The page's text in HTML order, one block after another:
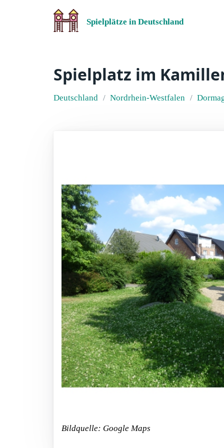
Spielplätze in Deutschland
Spielplatz im
Deutschland Nordrhein-Westfalen
Bildquelle: Google Maps